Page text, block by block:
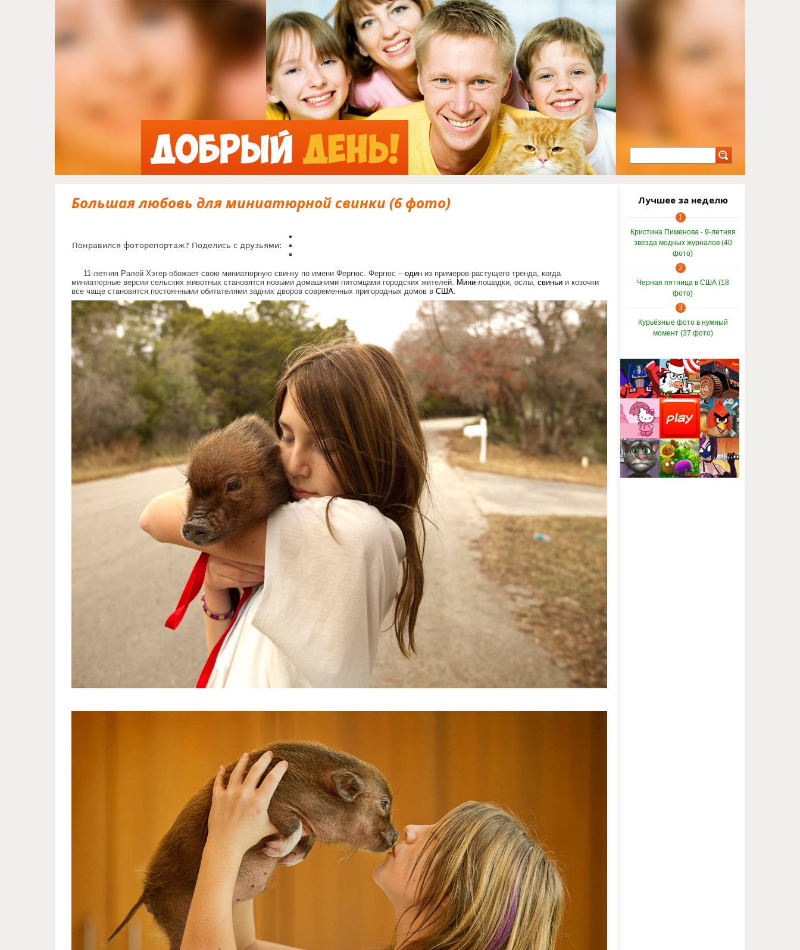
Jump to Navigation
Большая любовь для миниатюрной свинки (6 фото)
Понравился фоторепортаж? Поделись с друзьями:
11-летняя Ралей Хэгер обожает свою миниатюрную свинку по имени Фергюс. Фергюс – один из примеров растущего тренда, когда
миниатюрные версии сельских животных становятся новыми домашними питомцами городских жителей.
Мини-лошадки, ослы, свиньи и козочки
все чаще становятся постоянными обитателями задних дворов современных пригородных домов в США
much_love_for_miniature_pigs.jpg
Лучшее за неделю
1
Кристина Пименова - 9-летняя
звезда модных журналов (40
фото)
2
Черная пятница в США (18
фото)
3
Курьёзные фото в нужный
момент (37 фото)